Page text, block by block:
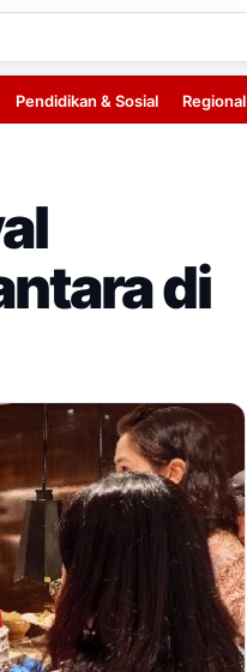
Pendidikan & Sosial Regional
di